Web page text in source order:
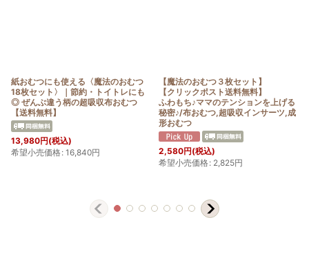
紙おむつにも使える〈魔法のおむつ
18枚セット〉｜節約・トイトレにも
◎ ぜんぶ違う柄の超吸収布おむつ
【送料無料】
13,980円(税込)
希望小売価格: 16,840円
【魔法のおむつ３枚セット】
【クリックポスト送料無料】
ふわもち♪ママのテンションを上げる
秘密♪/布おむつ,超吸収インサーツ,成
形おむつ
2,580円(税込)
希望小売価格: 2,825円